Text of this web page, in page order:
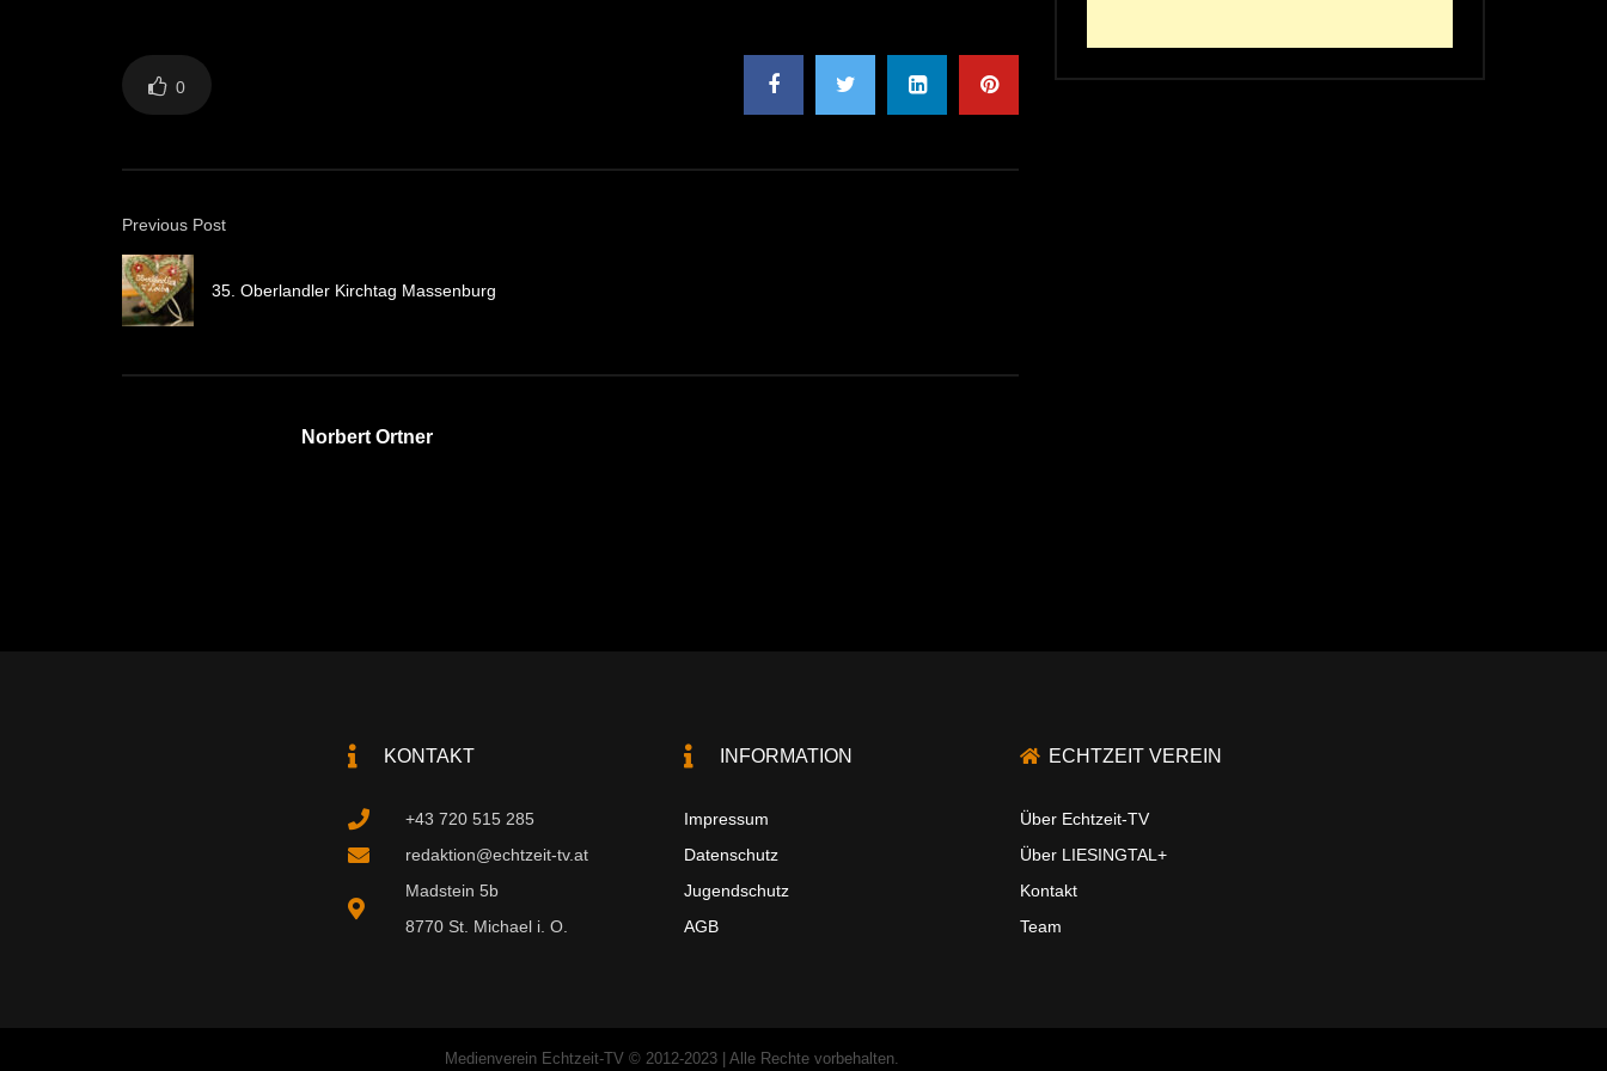
0
Previous Post
35. Oberlandler Kirchtag Massenburg
Norbert Ortner
KONTAKT
+43 720 515 285
redaktion@echtzeit-tv.at
Madstein 5b
8770 St. Michael i. O.
INFORMATION
Impressum
Datenschutz
Jugendschutz
AGB
ECHTZEIT VEREIN
Über Echtzeit-TV
Über LIESINGTAL+
Kontakt
Team
Medienverein Echtzeit-TV © 2012-2023 | Alle Rechte vorbehalten.